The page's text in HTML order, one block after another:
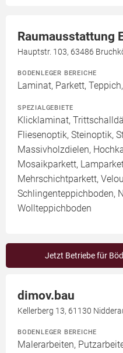
Raumausstattung
Hauptstr. 103, 63486
BODENLEGER BEREICHE
Laminat, Parkett,
SPEZIALGEBIETE
Klicklaminat,
Fliesenoptik, Steinoptik,
Massivholzdielen,
Mosaikparkett,
Mehrschichtparkett,
Schlingenteppichboden,
Wollteppichboden
Jetzt Betriebe für
dimov.bau
Kellerberg 13, 61130
BODENLEGER BEREICHE
Malerarbeiten,